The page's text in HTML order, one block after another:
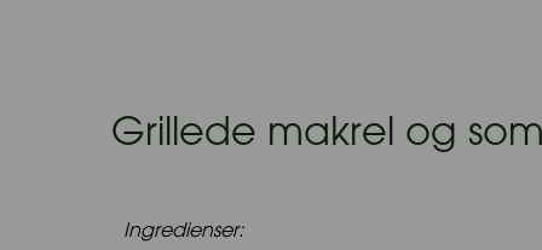
Grillede makrel og
Ingredienser: